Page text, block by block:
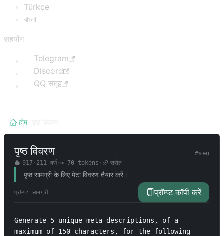
Türkçe
বাংলা
सहयोग
Telegram
Discord
QQ समूह
होम
पृष्ठ विवरण #seo
917· 211 वर्ण· ≈ 70tokens · स्रोत
पृष्ठ सामग्री के लिए मेटा विवरण तैयार करें।
प्रॉम्प्ट सामग्री प्रॉम्प्ट कॉपी करें
Generate 5 unique meta descriptions, of a
maximum of 150 characters, for the following